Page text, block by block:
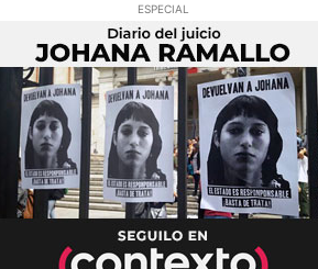
ESPECIAL